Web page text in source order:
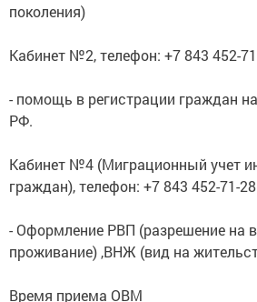
поколения)
Кабинет №2, телефон: +7 843 452-
- помощь в регистрации граждан
РФ.
Кабинет №4 (Миграционный учет
граждан), телефон: +7 843 452-71-28
- Оформление РВП (разрешение на
проживание) ,ВНЖ (вид на
Время приема ОВМ